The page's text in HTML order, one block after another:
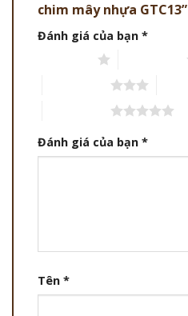
chim mây nhựa GTC13”
Đánh giá của bạn *
Đánh giá của bạn *
Tên *